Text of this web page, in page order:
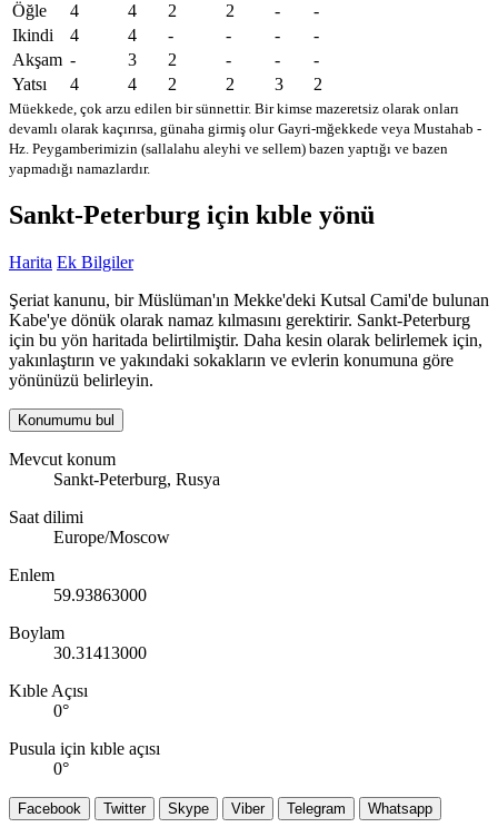
Öğle
4 4 2 2 -
-
Ikindi
4 4 - - -
-
Akşam - 3 2 - -
-
Yatsı
4 4 2 2 3 2
Müekkede, çok arzu edilen bir sünnettir. Bir kimse mazeretsiz olarak onları
devamlı olarak kaçırırsa, günaha girmiş olur Gayri-mğekkede veya Mustahab -
Hz. Peygamberimizin (sallalahu aleyhi ve sellem) bazen yaptığı ve bazen
yapmadığı namazlardır.
Sankt-Peterburg için kıble yönü
Harita Ek Bilgiler
Şeriat kanunu, bir Müslüman'ın Mekke'deki Kutsal Cami'de bulunan
Kabe'ye dönük olarak namaz kılmasını gerektirir. Sankt-Peterburg
için bu yön haritada belirtilmiştir. Daha kesin olarak belirlemek için,
yakınlaştırın ve yakındaki sokakların ve evlerin konumuna göre
yönünüzü belirleyin.
Konumumu bul
Mevcut konum
Sankt-Peterburg, Rusya
Saat dilimi
Europe/Moscow
Enlem
59.93863000
Boylam
30.31413000
Kıble Açısı
0°
Pusula için kıble açısı
0°
Facebook Twitter Skype Viber Telegram Whatsapp